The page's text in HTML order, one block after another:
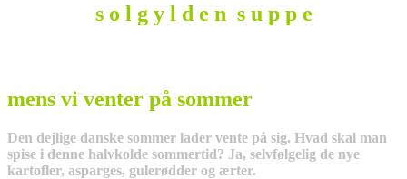
s o l g y l d e n s u p p e
mens vi venter på sommer
Den dejlige danske sommer lader vente på sig. Hvad skal man
spise i denne halvkolde sommertid? Ja, selvfølgelig de nye
kartofler, asparges, gulerødder og ærter.